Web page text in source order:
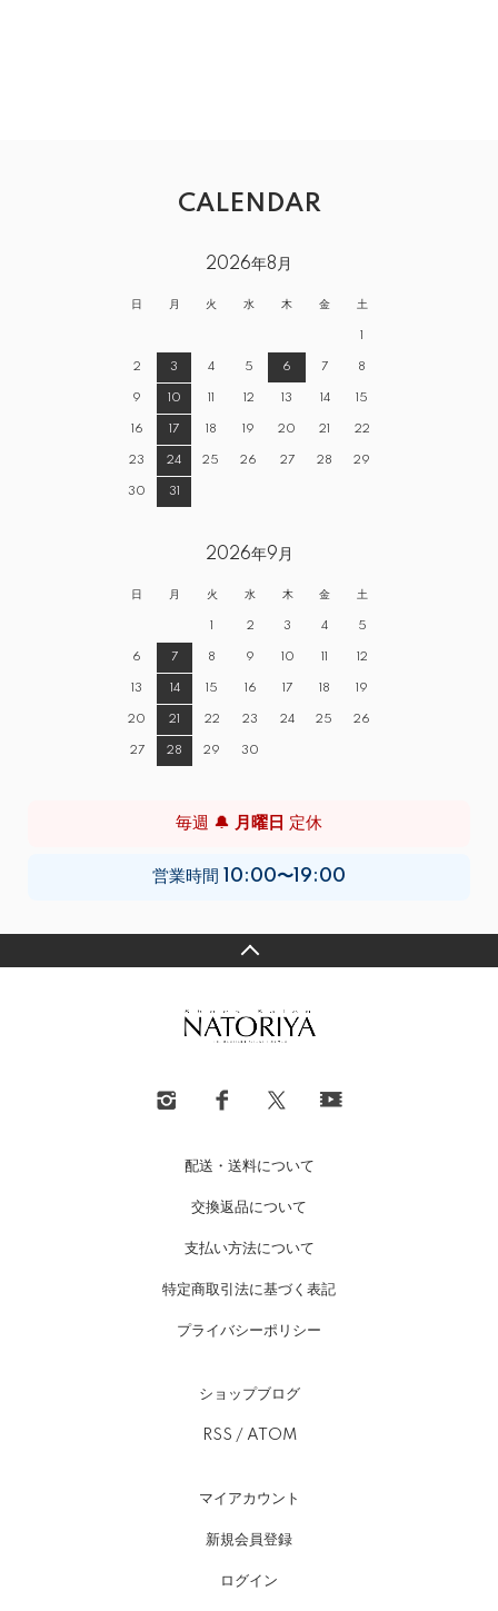
CALENDAR
2026年8月
日 月 火 水 木 金 土
2 3 4 5 6 7 8
9 10 12 13 14 15
16 17 18 19 20 21 22
23 24 25 26 27 28 29
30 31
2026年9月
日 月 火 水 木 金 土
2 3 4 5
6 7 8 9 10 12
13 14 15 16 17 18 19
20 21 22 23 24 25 26
27 28 29 30
毎週 🔔 月曜日 定休
営業時間 10:00〜19:00
配送・送料について
交換返品について
支払い方法について
特定商取引法に基づく表記
プライバシーポリシー
ショップブログ
RSS / ATOM
マイアカウント
新規会員登録
ログイン